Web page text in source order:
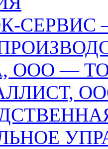
ООО —